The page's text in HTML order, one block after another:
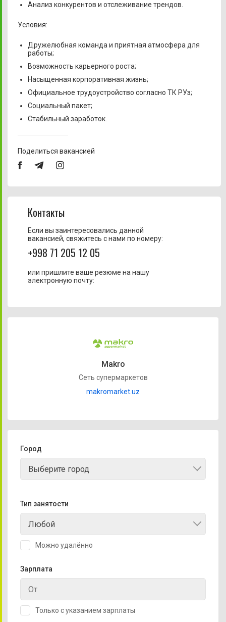
Анализ конкурентов и отслеживание трендов.
Условия:
Дружелюбная команда и приятная атмосфера для
работы;
Возможность карьерного роста;
Насыщенная корпоративная жизнь;
Официальное трудоустройство согласно ТК РУз;
Социальный пакет;
Стабильный заработок.
Поделиться вакансией
Контакты
Если вы заинтересовались данной
вакансией, свяжитесь с нами по номеру:
+998 71 205 12 05
или пришлите ваше резюме на нашу
электронную почту:
Makro
Сеть супермаркетов
makromarket.uz
Город
Выберите город
Тип занятости
Любой
Можно удалённо
Зарплата
Только с указанием зарплаты